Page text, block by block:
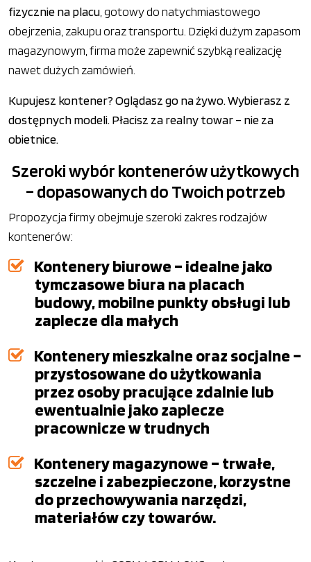
fizycznie na placu , gotowy do natychmiastowego
obejrzenia, zakupu oraz transportu. Dzięki dużym zapasom
magazynowym, firma może zapewnić szybką realizację
nawet dużych zamówień.
Kupujesz kontener? Oglądasz go na żywo. Wybierasz z
dostępnych modeli. Płacisz za realny towar – nie za
obietnice.
Szeroki wybór kontenerów użytkowych
– dopasowanych do Twoich potrzeb
Propozycja firmy obejmuje szeroki zakres rodzajów
kontenerów:
Kontenery biurowe – idealne jako
tymczasowe biura na placach
budowy, mobilne punkty obsługi lub
zaplecze dla małych
Kontenery mieszkalne oraz socjalne –
przystosowane do użytkowania
przez osoby pracujące zdalnie lub
ewentualnie jako zaplecze
pracownicze w trudnych
Kontenery magazynowe – trwałe,
szczelne i zabezpieczone, korzystne
do przechowywania narzędzi,
materiałów czy towarów.